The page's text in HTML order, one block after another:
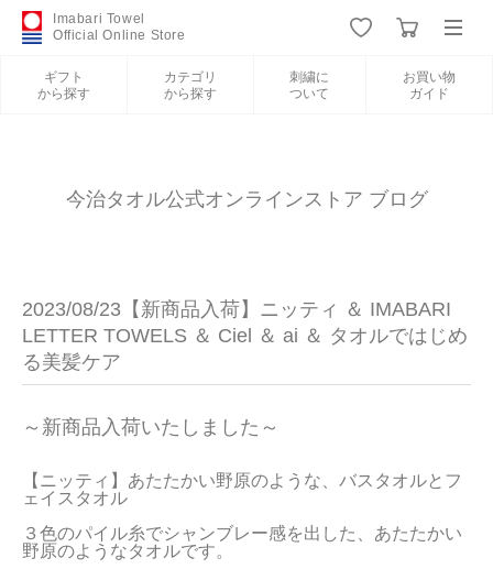
Imabari Towel
Official Online Store
ギフト
から探す
カテゴリ
から探す
刺繍に
ついて
お買い物
ガイド
新規会員登録
ギフトから探す
刺繍について
お買い物ガイド
今治タオルについて
当サイトについて
今治タオル公式オンラインストア ブログ
2023/08/23【新商品入荷】ニッティ ＆ IMABARI
LETTER TOWELS ＆ Ciel ＆ ai ＆ タオルではじめ
る美髪ケア
～新商品入荷いたしました～
【ニッティ】あたたかい野原のような、バスタオルとフ
ェイスタオル
３色のパイル糸でシャンブレー感を出した、あたたかい
野原のようなタオルです。